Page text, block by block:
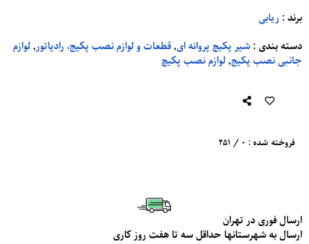
برند : ریابی
دسته بندی : شیر پکیچ پروانه ای,قطعات و لوازم نصب پکیج، رادیاتور,لوازم
جانبی نصب پکیج,لوازم نصب پکیچ
فروخته شده : 0 / 251
ارسال فوری در تهران
ارسال به شهرستانها حداقل سه تا هفت روز کاری